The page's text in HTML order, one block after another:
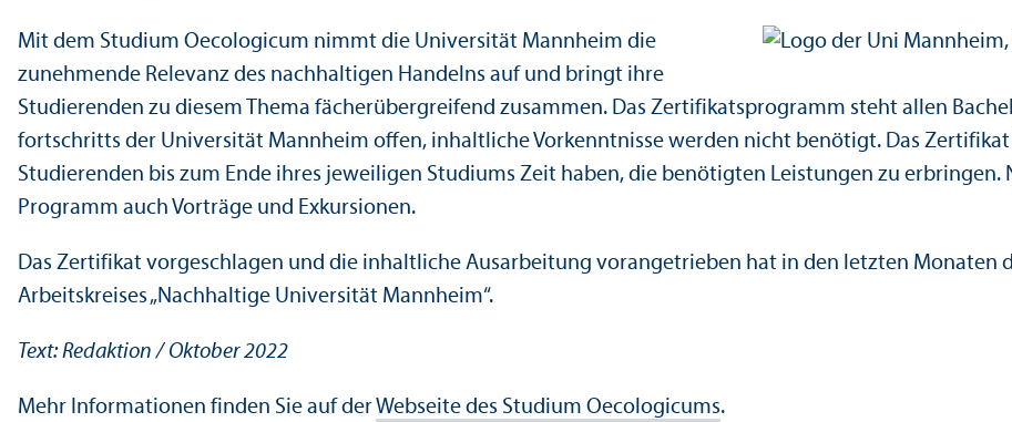
Mit dem Studium Oecologicum nimmt die Universität Mannheim die
zunehmende Relevanz des nachhaltigen Handelns auf und bringt ihre
Studierenden zu diesem Thema fächer­übergreifend zusammen. Das Zertifikats­programm steht allen
fortschritts der Universität Mannheim offen, inhaltliche Vor­kenntnisse werden nicht benötigt. Das
Studierenden bis zum Ende ihres jeweiligen Studiums Zeit haben, die benötigten Leistungen zu erbringen.
Programm auch Vorträge und Exkursionen.
Das Zertifikat vorgeschlagen und die inhaltliche Ausarbeitung vorangetrieben hat in den letzten Monaten
Arbeits­kreises „Nachhaltige Universität Mannheim“.
Text: Redaktion / Oktober 2022
Mehr Informationen finden Sie auf derWebseite des Studium Oecologicums.